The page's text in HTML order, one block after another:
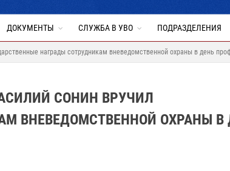
ДОКУМЕНТЫ СЛУЖБА В УВО ПОДРАЗДЕЛЕНИЯ
награды сотрудникам вневедомственной охраны в день
СОНИН ВРУЧИЛ
ВНЕВЕДОМСТВЕННОЙ ОХРАНЫ В